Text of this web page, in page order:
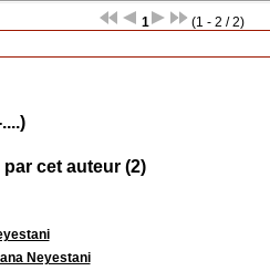
1
(1 - 2 / 2)
cet auteur (2)
Neyestani